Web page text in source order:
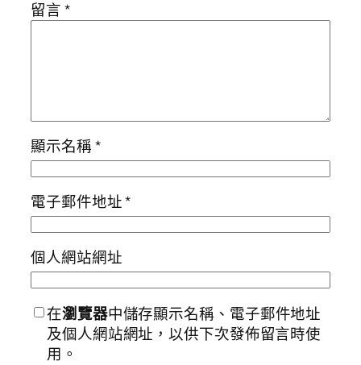
留言*
顯示名稱*
電子郵件地址*
個人網站網址
在瀏覽器中儲存顯示名稱、電子郵件地址
及個人網站網址，以供下次發佈留言時使
用。